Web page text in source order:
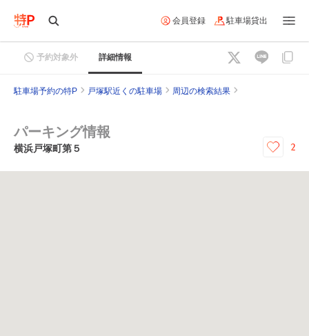
会員登録 駐車場貸出
予約対象外 詳細情報
駐車場予約の特P 戸塚駅近くの駐車場 周辺の検索結果
パーキング情報
横浜戸塚町第５ 2